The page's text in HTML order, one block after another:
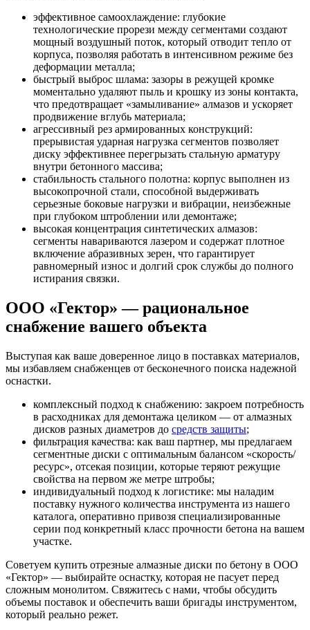
эффективное самоохлаждение: глубокие
технологические прорези между сегментами создают
мощный воздушный поток, который отводит тепло от
корпуса, позволяя работать в интенсивном режиме без
деформации металла;
быстрый выброс шлама: зазоры в режущей кромке
моментально удаляют пыль и крошку из зоны контакта,
что предотвращает «замыливание» алмазов и ускоряет
продвижение вглубь материала;
агрессивный рез армированных конструкций:
прерывистая ударная нагрузка сегментов позволяет
диску эффективнее перегрызать стальную арматуру
внутри бетонного массива;
стабильность стального полотна: корпус выполнен из
высокопрочной стали, способной выдерживать
серьезные боковые нагрузки и вибрации, неизбежные
при глубоком штроблении или демонтаже;
высокая концентрация синтетических алмазов:
сегменты навариваются лазером и содержат плотное
включение абразивных зерен, что гарантирует
равномерный износ и долгий срок службы до полного
истирания связки.
ООО «Гектор» — рациональное
снабжение вашего объекта
Выступая как ваше доверенное лицо в поставках материалов,
мы избавляем снабженцев от бесконечного поиска надежной
оснастки.
комплексный подход к снабжению: закроем потребность
в расходниках для демонтажа целиком — от алмазных
дисков разных диаметров до средств защиты;
фильтрация качества: как ваш партнер, мы предлагаем
сегментные диски с оптимальным балансом «скорость/
ресурс», отсекая позиции, которые теряют режущие
свойства на первом же метре штробы;
индивидуальный подход к логистике: мы наладим
поставку нужного количества инструмента из нашего
каталога, оперативно привозя специализированные
серии под конкретный класс прочности бетона на вашем
участке.
Советуем купить отрезные алмазные диски по бетону в ООО
«Гектор» — выбирайте оснастку, которая не пасует перед
сложным монолитом. Свяжитесь с нами, чтобы обсудить
объемы поставок и обеспечить ваши бригады инструментом,
который реально режет.